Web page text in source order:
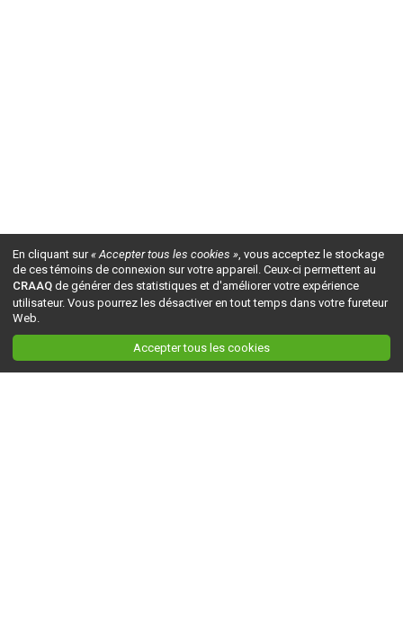
En cliquant sur« Accepter tous les cookies », vous acceptez le stockage
de ces témoins de connexion sur votre appareil. Ceux-ci permettent au
CRAAQ de générer des statistiques et d'améliorer votre expérience
utilisateur. Vous pourrez les désactiver en tout temps dans votre fureteur
Web.
Accepter tous les cookies